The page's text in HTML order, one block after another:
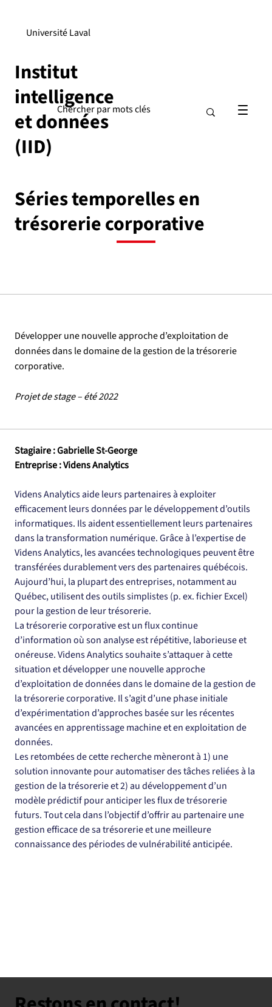
Institut
intelligence
et données
(IID)
Université Laval
Séries temporelles en
trésorerie corporative
Développer une nouvelle approche d’exploitation de
données dans le domaine de la gestion de la trésorerie
corporative.
Projet de stage – été 2022
Stagiaire : Gabrielle St-George
Entreprise : Videns Analytics
Videns Analytics aide leurs partenaires à exploiter
efficacement leurs données par le développement d’outils
informatiques. Ils aident essentiellement leurs partenaires
dans la transformation numérique. Grâce à l’expertise de
Videns Analytics, les avancées technologiques peuvent être
transférées durablement vers des partenaires québécois.
Aujourd’hui, la plupart des entreprises, notamment au
Québec, utilisent des outils simplistes (p. ex. fichier Excel)
pour la gestion de leur trésorerie.
La trésorerie corporative est un flux continue
d’information où son analyse est répétitive, laborieuse et
onéreuse. Videns Analytics souhaite s’attaquer à cette
situation et développer une nouvelle approche
d’exploitation de données dans le domaine de la gestion de
la trésorerie corporative. Il s’agit d’une phase initiale
d’expérimentation d’approches basée sur les récentes
avancées en apprentissage machine et en exploitation de
données.
Les retombées de cette recherche mèneront à 1) une
solution innovante pour automatiser des tâches reliées à la
gestion de la trésorerie et 2) au développement d’un
modèle prédictif pour anticiper les flux de trésorerie
futurs. Tout cela dans l’objectif d’offrir au partenaire une
gestion efficace de sa trésorerie et une meilleure
connaissance des périodes de vulnérabilité anticipée.